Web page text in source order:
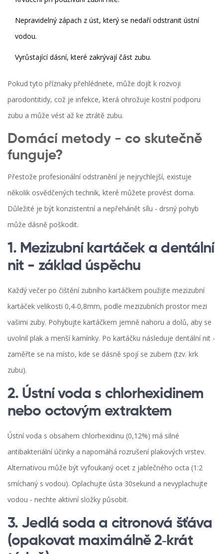
Nepravidelný zápach z úst, který se nedaří odstranit ústní
vodou.
Vyrůstající dásní, které zakrývají část zubu.
Pokud tyto příznaky přehlédnete, může dojít k rozvoji
parodontitidy, což je infekce, která ohrožuje kostní podporu
zubu a může vést až ke ztrátě zubu.
Domácí metody - co skutečně
funguje?
Přestože profesionální odstranění je nejrychlejší, existuje
několik osvědčených technik, které můžete provést doma.
Důležité je být konzistentní a nepřehánět sílu - drsný pohyb
může dásně poškodit.
1. Mezizubní kartáček a dentální
nit - základ úspěchu
Každý večer po čištění zubního kartáčkem použijte mezizubní
kartáček velikosti 0,4-0,8mm, podle mezizubních prostor mezi
vašimi zuby. Pohybujte kartáčkem jemně nahoru a dolů, aby se
uvolnil plak a menší kamínky. Po kartáčku následuje dentální nit -
zaměřte se na místo, kde se dásně spojí se zubem (tzv. krk
zubu).
2. Ústní voda s chlorhexidinem
nebo octovým extraktem
Ústní voda s obsahem chlorhexidinu (0,12%) má silné
antibakteriální účinky a napomáhá rozrušení plakových vrstev.
Alternativou může být vyfoukaný ocet z jablečného octa (1:2
smíchaný s vodou). Oplachujte ústa 30sekund a nevyplachujte
vodou - nechte aktivní složky působit.
3. Jedlá soda a citronová šťáva
(opakovat maximálně 2‑krát